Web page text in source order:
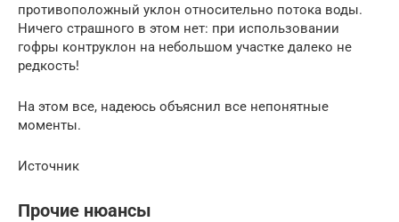
противоположный уклон относительно потока воды.
Ничего страшного в этом нет: при использовании
гофры контруклон на небольшом участке далеко не
редкость!
На этом все, надеюсь объяснил все непонятные
моменты.
Источник
Прочие нюансы